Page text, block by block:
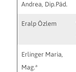
Andrea, Dip.Päd.
Eralp Özlem
Erlinger Maria,
Mag.a